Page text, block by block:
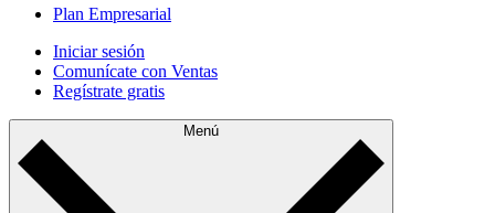
Plan Empresarial
Iniciar sesión
Comunícate con Ventas
Regístrate gratis
Menú